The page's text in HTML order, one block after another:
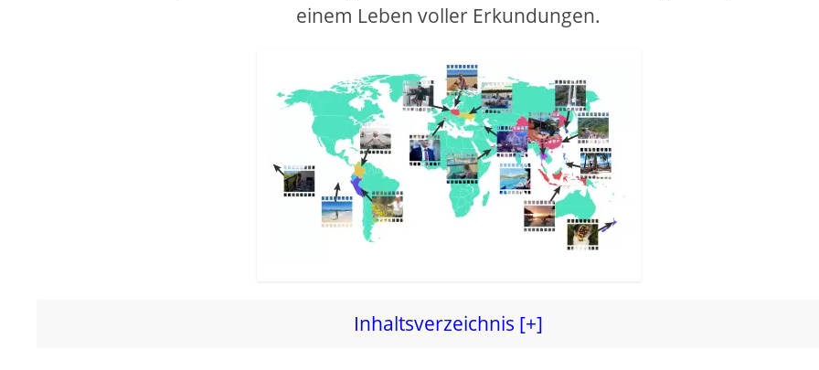
o
einem Leben voller Erkundungen.
Inhaltsverzeichnis [+]